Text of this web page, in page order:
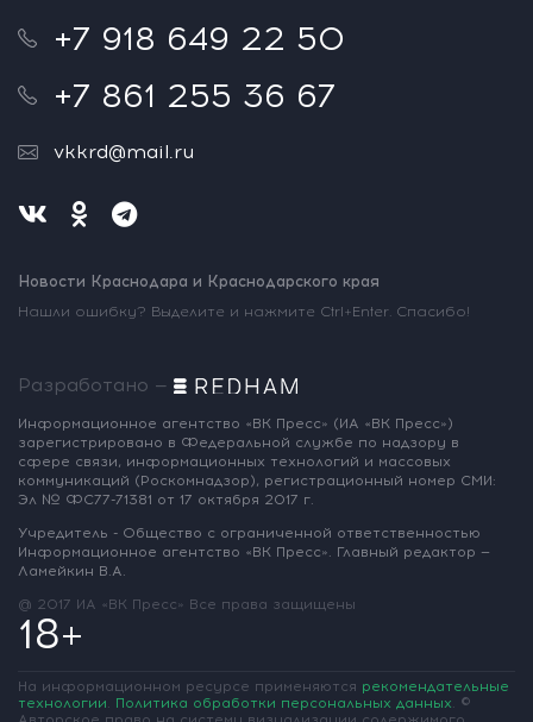
+7 918 649 22 50
+7 861 255 36 67
vkkrd@mail.ru
Новости Краснодара и Краснодарского края
Нашли ошибку? Выделите и нажмите Ctrl+Enter. Спасибо!
Разработано —
Информационное агентство «ВК Пресс» (ИА «ВК Пресс»)
зарегистрировано в Федеральной службе по надзору в
сфере связи, информационных технологий и массовых
коммуникаций (Роскомнадзор), регистрационный номер СМИ:
Эл № ФС77-71381 от 17 октября 2017 г.
Учредитель - Общество с ограниченной ответственностью
Информационное агентство «ВК Пресс». Главный редактор —
Ламейкин В.А.
@ 2017 ИА «ВК Пресс» Все права защищены
18+
На информационном ресурсе применяются рекомендательные
технологии. Политика обработки персональных данных. ©